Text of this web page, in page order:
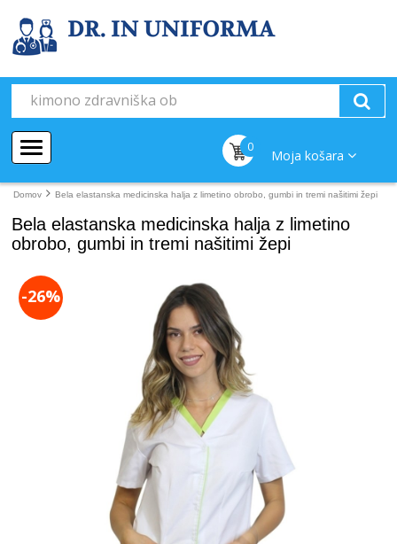
0
Moja košara
Domov Bela elastanska medicinska halja z limetino obrobo, gumbi in tremi našitimi žepi
Bela elastanska medicinska halja z limetino
obrobo, gumbi in tremi našitimi žepi
-26%